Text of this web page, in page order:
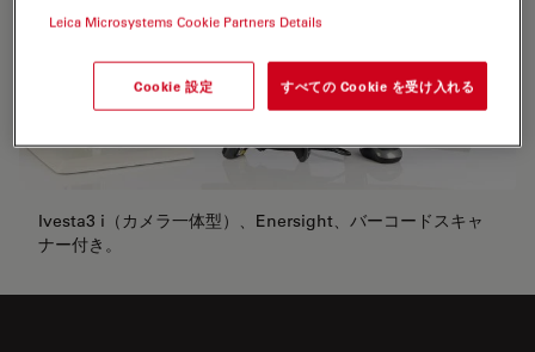
Ivesta3 i（カメラ一体型）、Enersight、バーコードスキャ
ナー付き。
Leica Microsystems Cookie Partners Details
Cookie 設定 すべての Cookie を受け入れる